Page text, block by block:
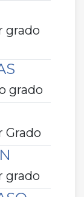
grado
grado
Grado
grado